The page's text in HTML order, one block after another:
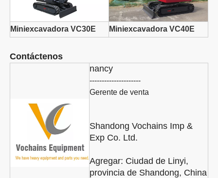
Miniexcavadora VC30E Miniexcavadora VC40E
Contáctenos
nancy
---------------------
Gerente de venta
Shandong Vochains Imp &
Exp Co. Ltd.
Agregar: Ciudad de Linyi,
provincia de Shandong, China